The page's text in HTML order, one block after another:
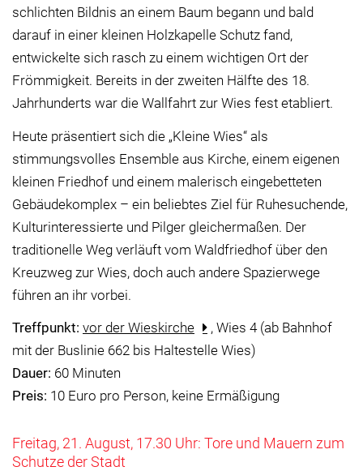
schlichten Bildnis an einem Baum begann und bald
darauf in einer kleinen Holzkapelle Schutz fand,
entwickelte sich rasch zu einem wichtigen Ort der
Frömmigkeit. Bereits in der zweiten Hälfte des 18.
Jahrhunderts war die Wallfahrt zur Wies fest etabliert.
Heute präsentiert sich die „Kleine Wies“ als
stimmungsvolles Ensemble aus Kirche, einem eigenen
kleinen Friedhof und einem malerisch eingebetteten
Gebäudekomplex – ein beliebtes Ziel für Ruhesuchende,
Kulturinteressierte und Pilger gleichermaßen. Der
traditionelle Weg verläuft vom Waldfriedhof über den
Kreuzweg zur Wies, doch auch andere Spazierwege
führen an ihr vorbei.
Treffpunkt: vor der Wieskirche
, Wies 4 (ab Bahnhof
mit der Buslinie 662 bis Haltestelle Wies)
Dauer: 60 Minuten
Preis: 10 Euro pro Person, keine Ermäßigung
Freitag, 21. August, 17.30 Uhr: Tore und Mauern zum
Schutze der Stadt